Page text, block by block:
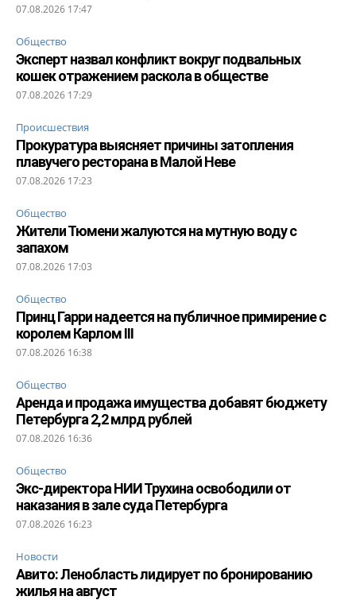
07.08.2026 17:47
Общество
Эксперт назвал конфликт вокруг подвальных
кошек отражением раскола в обществе
07.08.2026 17:29
Происшествия
Прокуратура выясняет причины затопления
плавучего ресторана в Малой Неве
07.08.2026 17:23
Общество
Жители Тюмени жалуются на мутную воду с
запахом
07.08.2026 17:03
Общество
Принц Гарри надеется на публичное примирение с
королем Карлом III
07.08.2026 16:38
Общество
Аренда и продажа имущества добавят бюджету
Петербурга 2,2 млрд рублей
07.08.2026 16:36
Общество
Экс-директора НИИ Трухина освободили от
наказания в зале суда Петербурга
07.08.2026 16:23
Новости
Авито: Ленобласть лидирует по бронированию
жилья на август